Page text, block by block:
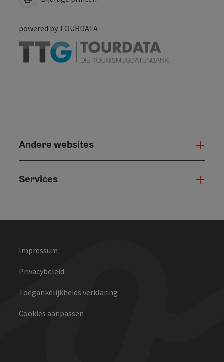
powered by TOURDATA
Andere websites
Services
Impressum
Privacybeleid
Toegankelijkheids verklaring
Cookies aanpassen